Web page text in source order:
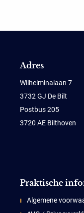
Adres
Wilhelminalaan 7
3732 GJ De Bilt
Postbus 205
3720 AE Bilthoven
Praktische
Algemene